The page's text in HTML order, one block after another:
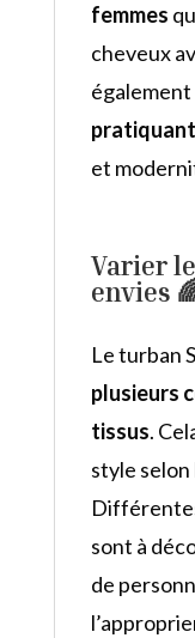
femmes
cheveux
et
Varier
envies
Le turban
plusieurs
tissus.
style selon
sont à
de